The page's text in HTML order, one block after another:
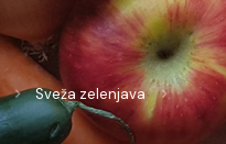
Sveža zelenjava